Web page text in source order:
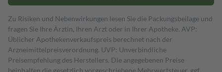
Zu Risiken und Nebenwirkungen lesen Sie die Packungsbeilage und
fragen Sie Ihre Ärztin, Ihren Arzt oder in Ihrer Apotheke. AVP:
Üblicher Apothekenverkaufspreis berechnet nach der
Arzneimittelpreisverordnung. UVP: Unverbindliche
Preisempfehlung des Herstellers. Die angegebenen Preise
beinhalten die gesetzlich vorgeschriebene Mehrwertsteuer, ggf.